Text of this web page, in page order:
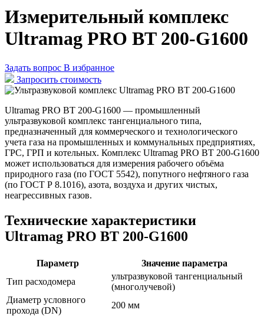
Измерительный комплекс
Ultramag PRO BT 200-G1600
Задать вопрос В избранное
Запросить стоимость
Ultramag PRO BT 200-G1600 — промышленный
ультразвуковой комплекс тангенциального типа,
предназначенный для коммерческого и технологического
учета газа на промышленных и коммунальных предприятиях,
ГРС, ГРП и котельных. Комплекс Ultramag PRO BT 200-G1600
может использоваться для измерения рабочего объёма
природного газа (по ГОСТ 5542), попутного нефтяного газа
(по ГОСТ Р 8.1016), азота, воздуха и других чистых,
неагрессивных газов.
Технические характеристики
Ultramag PRO BT 200-G1600
Параметр
Значение параметра
Тип расходомера
ультразвуковой тангенциальный
(многолучевой)
Диаметр условного
прохода (DN)
200 мм